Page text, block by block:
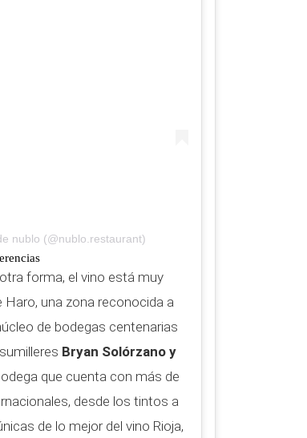
nublo (@nublo.restaurant)
forma, el vino está muy
una zona reconocida a
de bodegas centenarias
Bryan Solórzano y
que cuenta con más de
desde los tintos a
de lo mejor del vino Rioja,